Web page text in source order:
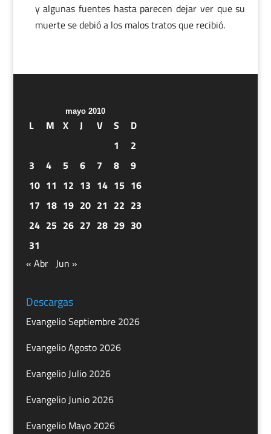
y algunas fuentes hasta parecen dejar ver que su
muerte se debió a los malos tratos que recibió.
mayo 2010
L M X J V S
D
1
2
3
4 5 6 7 8
9
10 11 12 13 14 15 16
17 18 19 20 21 22 23
24 25 26 27 28 29 30
31
« Abr Jun »
Descargas
Evangelio Septiembre 2026
Evangelio Agosto 2026
Evangelio Julio 2026
Evangelio Junio 2026
Evangelio Mayo 2026